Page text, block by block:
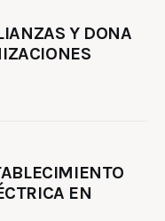
Y DONA
EN